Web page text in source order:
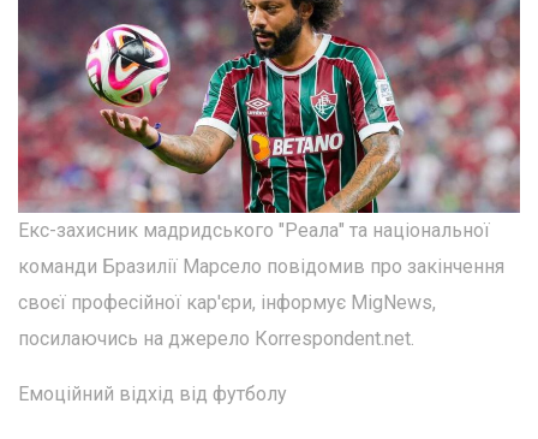
Екс-захисник мадридського "Реала" та національної
команди Бразилії Марсело повідомив про закінчення
своєї професійної кар'єри, інформує MigNews,
посилаючись на джерело Кorrespondent.net.
Емоційний відхід від футболу